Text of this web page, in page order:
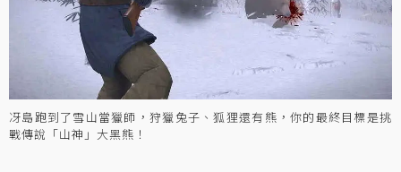
冴島跑到了雪山當獵師，狩獵兔子、狐狸還有熊，你的最終目標是挑
戰傳說「山神」大黑熊！